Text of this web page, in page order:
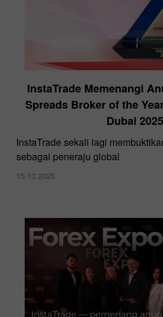
InstaTrade Memenangi
Spreads Broker of the
Dubai 2025
InstaTrade sekali lagi
sebagai peneraju global
15.10.2025